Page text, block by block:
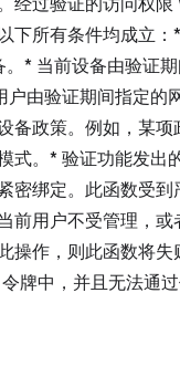
经过验证的访问权限
下所有条件均成立
* 当前设备由验证
户由验证期间指定的
备政策。例如，某
式。* 验证功能发出
密绑定。此函数受到
前用户不受管理，或
操作，则此函数将失
令牌中，并且无法通